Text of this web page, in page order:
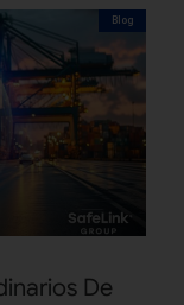
Blog
De